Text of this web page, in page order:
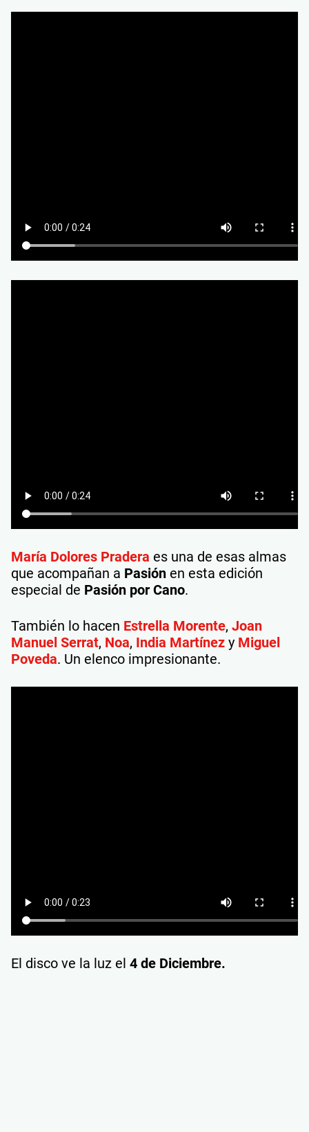
María Dolores Pradera es una de esas almas
que acompañan a Pasión en esta edición
especial de Pasión por Cano.
También lo hacen Estrella Morente, Joan
Manuel Serrat, Noa, India Martínez y Miguel
Poveda. Un elenco impresionante.
El disco ve la luz el 4 de Diciembre.